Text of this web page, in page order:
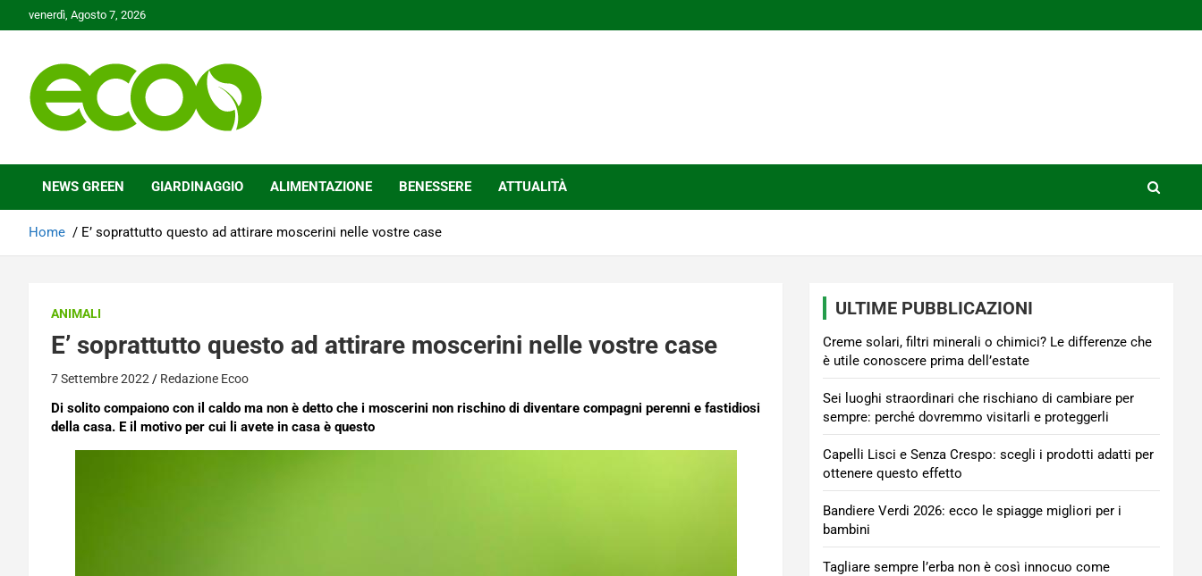
to
venerdì, Agosto 7, 2026
Ecoo.it
NEWS GREEN GIARDINAGGIO ALIMENTAZIONE BENESSERE ATTUALITÀ
Home E’ soprattutto questo ad attirare moscerini nelle vostre case
ANIMALI
E’ soprattutto questo ad attirare moscerini nelle vostre case
7 Settembre 2022 Redazione Ecoo
Di solito compaiono con il caldo ma non è detto che i moscerini non rischino di diventare compagni perenni e fastidiosi
della casa. E il motivo per cui li avete in casa è questo
ULTIME PUBBLICAZIONI
Creme solari, filtri minerali o chimici? Le differenze che
è utile conoscere prima dell’estate
Sei luoghi straordinari che rischiano di cambiare per
sempre: perché dovremmo visitarli e proteggerli
Capelli Lisci e Senza Crespo: scegli i prodotti adatti per
ottenere questo effetto
Bandiere Verdi 2026: ecco le spiagge migliori per i
bambini
Tagliare sempre l’erba non è così innocuo come